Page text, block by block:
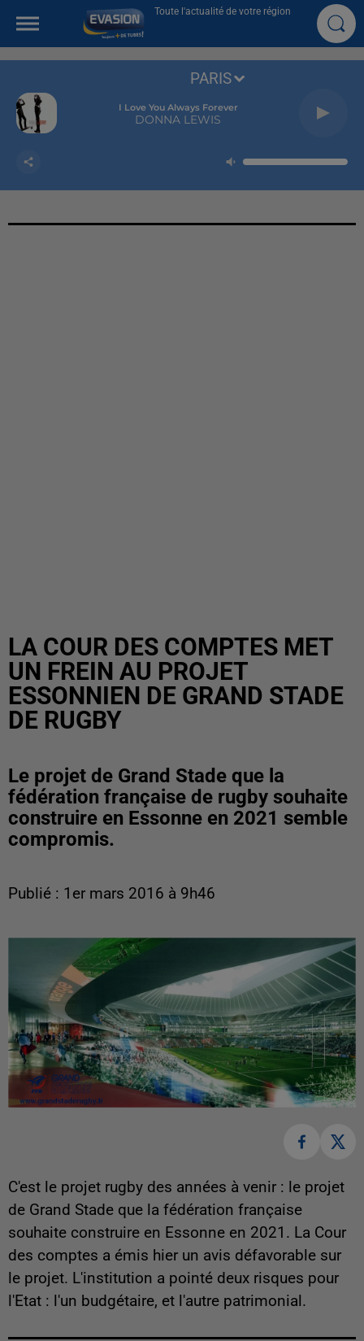
Toute l'actualité de votre région
I Love You Always Forever
DONNA LEWIS
PARIS
LA COUR DES COMPTES MET
UN FREIN AU PROJET
ESSONNIEN DE GRAND STADE
DE RUGBY
Le projet de Grand Stade que la
fédération française de rugby souhaite
construire en Essonne en 2021 semble
compromis.
Publié : 1er mars 2016 à 9h46
C'est le projet rugby des années à venir : le projet
de Grand Stade que la fédération française
souhaite construire en Essonne en 2021. La Cour
des comptes a émis hier un avis défavorable sur
le projet. L'institution a pointé deux risques pour
l'Etat : l'un budgétaire, et l'autre patrimonial.